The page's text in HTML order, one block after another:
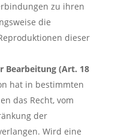
zu ihren
die
dieser
Bearbeitung (Art. 18
hat in bestimmten
das Recht, vom
der
Wird eine